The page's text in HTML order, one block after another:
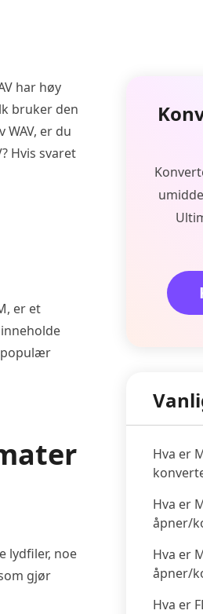
har høy
bruker den
er du
Hvis svaret
er et
populær
lydfiler, noe
gjør
Hva er
Hva er
åpner/
Hva er
åpner/
Hva er